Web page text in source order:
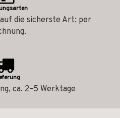
die sicherste Art: per
ca. 2–5 Werktage